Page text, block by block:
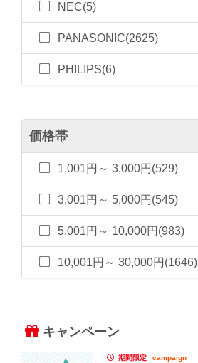
NEC(5)
PANASONIC(2625)
PHILIPS(6)
価格帯
1,001円～ 3,000円(529)
3,001円～ 5,000円(545)
5,001円～ 10,000円(983)
10,001円～ 30,000円(1646)
キャンペーン
期間限定 campaign